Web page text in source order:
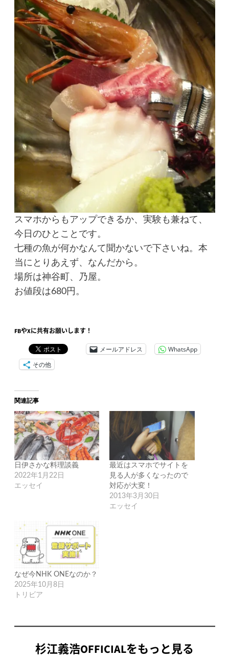
スマホからもアップできるか、実験も兼ねて、
今日のひとことです。
七種の魚が何かなんて聞かないで下さいね。本
当にとりあえず、なんだから。
場所は神谷町、乃屋。
お値段は680円。
FBやXに共有お願いします！
メールアドレス
WhatsApp
その他
関連記事
日伊さかな料理談義
2022年1月22日
エッセイ
最近はスマホでサイトを
見る人が多くなったので
対応が大変！
2013年3月30日
エッセイ
なぜ今NHK ONEなのか？
2025年10月8日
トリビア
杉江義浩OFFICIALをもっと見る